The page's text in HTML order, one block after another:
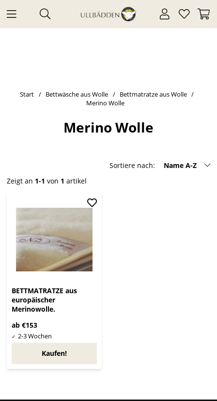
Start Bettwäsche aus Wolle
Bettmatratze aus Wolle
Merino Wolle
Merino Wolle
Sortiere nach:
Name A-Z
Zeigt an 1-1 von 1 artikel
BETTMATRATZE aus
europäischer
Merinowolle.
ab €153
Kaufen!